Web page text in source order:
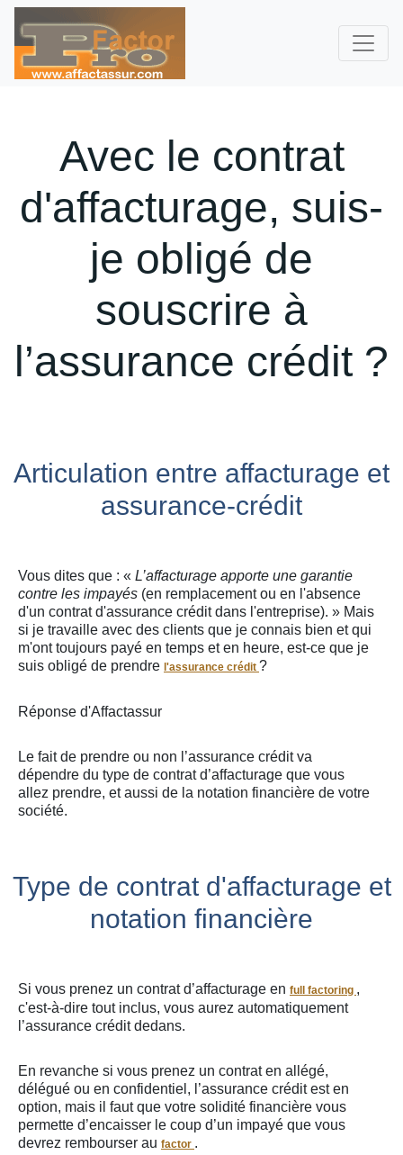
Avec le contrat
d'affacturage, suis-
je obligé de
souscrire à
l’assurance crédit ?
Articulation entre affacturage et
assurance-crédit
Vous dites que : « L’affacturage apporte une garantie
contre les impayés (en remplacement ou en l'absence
d'un contrat d'assurance crédit dans l'entreprise). » Mais
si je travaille avec des clients que je connais bien et qui
m'ont toujours payé en temps et en heure, est-ce que je
suis obligé de prendre l'assurance crédit ?
Réponse d'Affactassur
Le fait de prendre ou non l’assurance crédit va
dépendre du type de contrat d’affacturage que vous
allez prendre, et aussi de la notation financière de votre
société.
Type de contrat d'affacturage et
notation financière
Si vous prenez un contrat d’affacturage en full factoring ,
c'est-à-dire tout inclus, vous aurez automatiquement
l’assurance crédit dedans.
En revanche si vous prenez un contrat en allégé,
délégué ou en confidentiel, l’assurance crédit est en
option, mais il faut que votre solidité financière vous
permette d’encaisser le coup d’un impayé que vous
devrez rembourser au factor .